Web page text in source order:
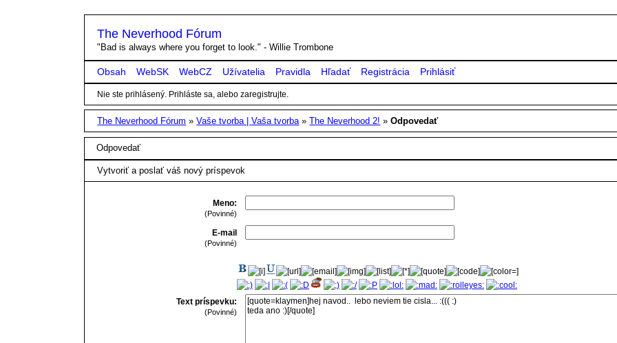
The Neverhood Fórum
"Bad is always where you forget to look." - Willie Trombone
Obsah WebSK WebCZ Užívatelia Pravidla Hľadať Registrácia Prihlásiť
Nie ste prihlásený. Prihláste sa, alebo zaregistrujte.
The Neverhood Fórum »Vaše tvorba | Vaša tvorba »The Neverhood 2! »Odpovedať
Odpovedať
Vytvoriť a poslať váš nový príspevok
Meno:
(Povinné)
E-mail
(Povinné)
Text príspevku:
(Povinné)